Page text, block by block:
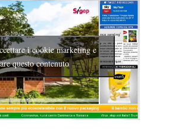
i cookie marketing e
questo contenuto